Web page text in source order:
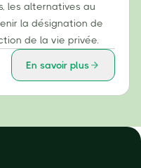
les alternatives au
la désignation de
de la vie privée.
En savoir plus